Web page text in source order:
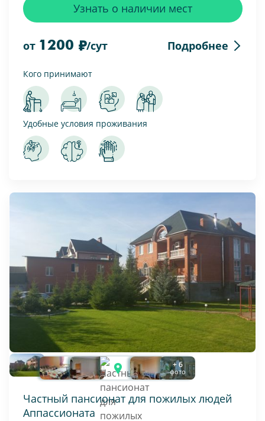
от 1200 /сут Подробнее
Узнать о наличии мест
Кого принимают
Удобные условия проживания
+ 6
фото
Частный пансионат для пожилых людей
Аппассионата